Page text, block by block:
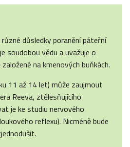
důsledky poranění páteřní
soudobou vědu a uvažuje o
na kmenových buňkách.
11 až 14 let) může zaujmout
Reeva, ztělesňujícího
je ke studiu nervového
reflexu). Nicméně bude